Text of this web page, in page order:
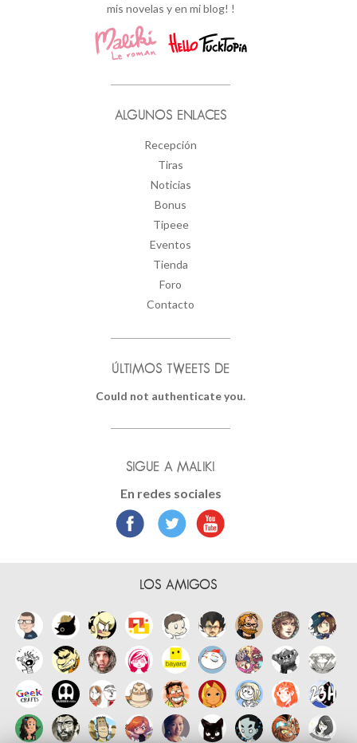
mis novelas y en mi blog! !
ALGUNOS ENLACES
Recepción
Tiras
Noticias
Bonus
Tipeee
Eventos
Tienda
Foro
Contacto
ÚLTIMOS TWEETS DE
Could not authenticate you.
SIGUE A MALIKI
En redes sociales
LOS AMIGOS